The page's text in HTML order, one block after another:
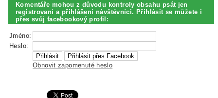
Komentáře mohou z důvodu kontroly obsahu psát jen
registrovaní a přihlášení návštěvníci. Přihlásit se můžete i
přes svůj facebookový profil:
Jméno:
Heslo:
Obnovit zapomenuté heslo